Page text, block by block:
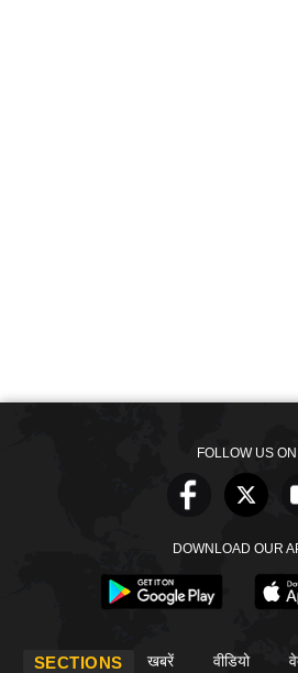
FOLLOW US ON
DOWNLOAD OUR
SECTIONS खबरें वीडियो